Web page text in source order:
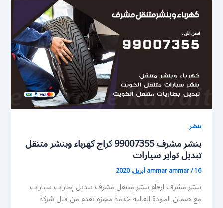
بنشر
بنشر مشرف 99007355 كراج كهرباء وبنشر متنقل
تبديل تواير سيارات
ammar ammar/16 أبريل، 2020
بنشر مشرف ارقام بنشر متنقل مشرف تبديل إطارات سيارات
مع ضمان الجودة العالية خدمة مميزة تقدم من قبل شركة